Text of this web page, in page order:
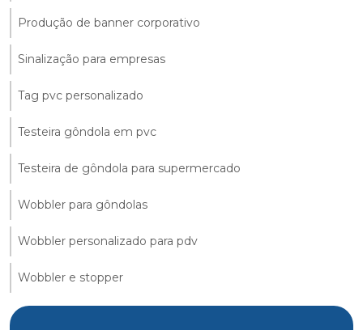
Produção de banner corporativo
Sinalização para empresas
Tag pvc personalizado
Testeira gôndola em pvc
Testeira de gôndola para supermercado
Wobbler para gôndolas
Wobbler personalizado para pdv
Wobbler e stopper